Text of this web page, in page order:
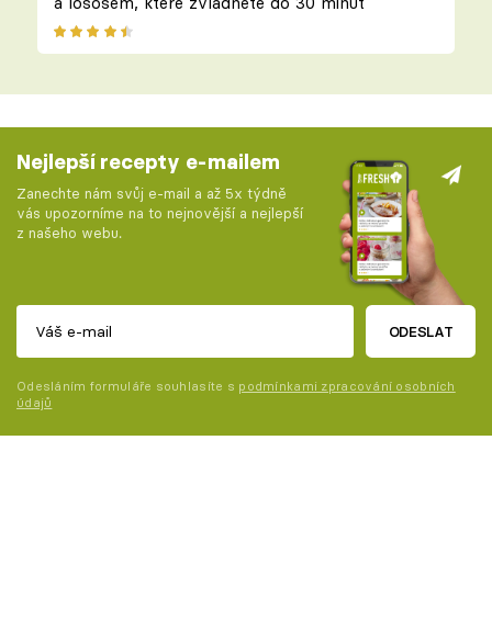
Nejlepší recepty e-mailem
Zanechte nám svůj e-mail a až 5x týdně
vás upozorníme na to nejnovější a nejlepší
z našeho webu.
ODESLAT
Odesláním formuláře souhlasíte s podmínkami zpracování osobních
údajů